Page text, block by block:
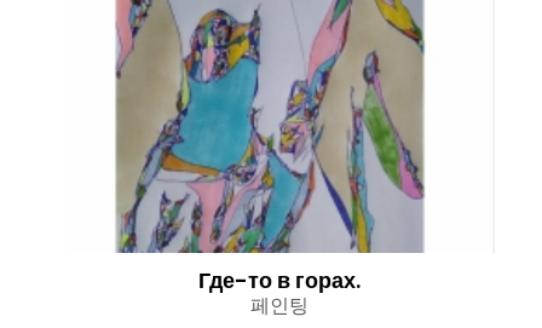
Где-то в горах.
페인팅